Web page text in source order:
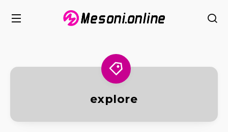
explore